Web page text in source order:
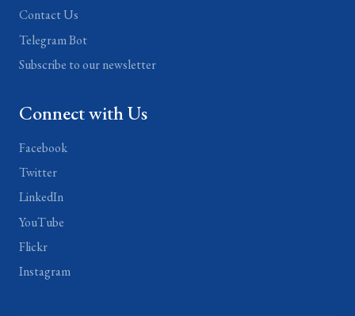
Contact Us
Telegram Bot
Subscribe to our newsletter
Connect with Us
Facebook
Twitter
LinkedIn
YouTube
Flickr
Instagram